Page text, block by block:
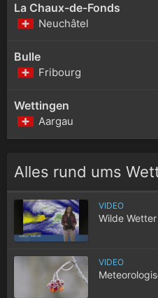
La Chaux-de-Fonds
Neuchâtel
Bulle
Fribourg
Wettingen
Aargau
Alles rund ums
VIDEO
Wilde
VIDEO